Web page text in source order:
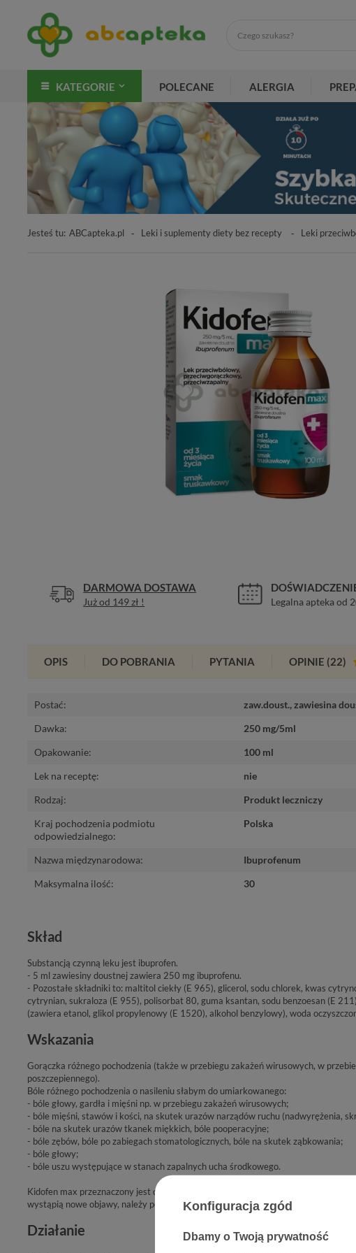
KATEGORIE POLECANE ALERGIA
Jesteś tu: ABCapteka.pl Leki i suplementy diety bez recepty Leki
DARMOWA DOSTAWA
Już od 149 zł ! Legalna apteka od
OPIS DO POBRANIA PYTANIA OPINIE (22)
Postać: zaw.doust.,zawiesina
Dawka:
250 mg/5ml
Opakowanie:
100 ml
Lek na receptę:
nie
Rodzaj:
Produkt leczniczy
Kraj pochodzenia podmiotu
odpowiedzialnego:
Polska
Nazwa międzynarodowa:
Ibuprofenum
Maksymalna ilość: 30
Skład
Substancją czynną leku jest ibuprofen.
- 5 ml zawiesiny doustnej zawiera 250 mg ibuprofenu.
- Pozostałe składniki to: maltitol ciekły (E 965), glicerol, sodu chlorek, kwas
cytrynian, sukraloza (E 955), polisorbat 80, guma ksantan, sodu benzoesan (E 211), aromat
(zawiera etanol, glikol propylenowy (E 1520), alkohol benzylowy), woda
Wskazania
Gorączka różnego pochodzenia (także w przebiegu zakażeń wirusowych, w
poszczepiennego).
Bóle różnego pochodzenia o nasileniu słabym do umiarkowanego:
- bóle głowy, gardła i mięśni np. w przebiegu zakażeń wirusowych;
- bóle mięśni, stawów i kości, na skutek urazów narządów ruchu (nadwyrężenia,
- bóle na skutek urazów tkanek miękkich, bóle pooperacyjne;
- bóle zębów, bóle po zabiegach stomatologicznych, bóle na skutek ząbkowania;
- bóle głowy;
- bóle uszu występujące w stanach zapalnych ucha środkowego.
Kidofen max przeznaczony jest do stosowania doraźnego. Jeżeli objawy utrzymują
wystąpią nowe objawy, należy porozumieć się z lekarzem.
Działanie
Konfiguracja zgód
Dbamy o Twoją prywatność